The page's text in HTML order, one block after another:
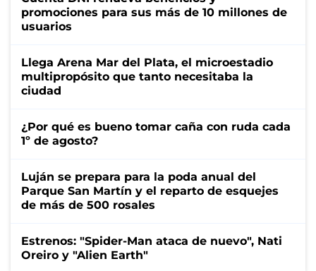
promociones para sus más de 10 millones de
usuarios
Llega Arena Mar del Plata, el microestadio
multipropósito que tanto necesitaba la
ciudad
¿Por qué es bueno tomar caña con ruda cada
1º de agosto?
Luján se prepara para la poda anual del
Parque San Martín y el reparto de esquejes
de más de 500 rosales
Estrenos: "Spider-Man ataca de nuevo", Nati
Oreiro y "Alien Earth"